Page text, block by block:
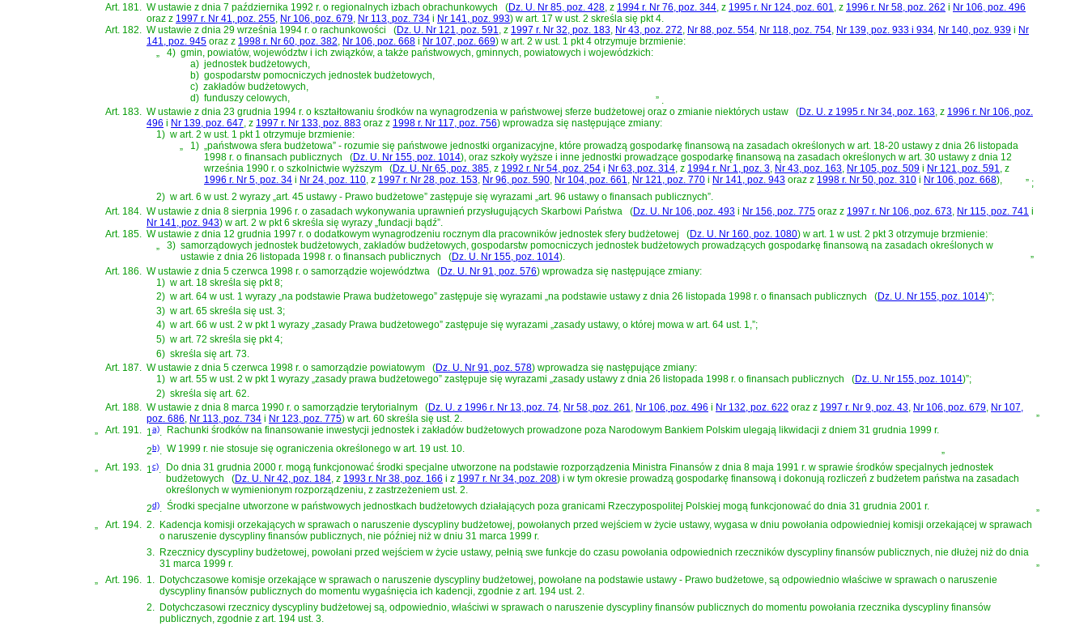
Art. 181.
Wustawie z dnia 7 października 1992 r. o regionalnych izbach obrachunkowych (Dz. U. Nr 85, poz. 428 , z 1994 r. Nr 76, poz. 344 , z 1995 r. Nr 124, poz. 601 , z 1996 r. Nr 58, poz. 262 i Nr 106, poz. 496
oraz z 1997 r. Nr 41, poz. 255 Nr 106, poz. 679 Nr 113, poz. 734 i Nr 141, poz. 993) w art. 17 w ust. 2 skreśla się pkt 4.
Art. 182.
Wustawie z dnia 29 września 1994 r. o rachunkowości (Dz. U. Nr 121, poz. 591 , z 1997 r. Nr 32, poz. 183 Nr 43, poz. 272 Nr 88, poz. 554 Nr 118, poz. 754 Nr 139, poz. 933 i 934 Nr 140, poz. 939 i Nr
141, poz. 945 oraz z 1998 r. Nr 60, poz. 382 Nr 106, poz. 668 i Nr 107, poz. 669) w art. 2 w ust. 1 pkt 4 otrzymuje brzmienie:
4) gmin, powiatów, województw i ich związków, a także państwowych, gminnych, powiatowych i wojewódzkich:
a) jednostek budżetowych,
b) gospodarstw pomocniczych jednostek budżetowych,
c) zakładów budżetowych,
d) funduszy celowych, ” .
Art. 183. Wustawie z dnia 23 grudnia 1994 r. o kształtowaniu środków na wynagrodzenia w państwowej sferze budżetowej oraz o zmianie niektórych ustaw (Dz. U. z 1995 r. Nr 34, poz. 163, z 1996 r. Nr 106, poz.
496 i Nr 139, poz. 647, z 1997 r. Nr 133, poz. 883 oraz z 1998 r. Nr 117, poz. 756) wprowadza się następujące zmiany:
1) w art. 2 w ust. 1 pkt 1 otrzymuje brzmienie:
„
1) „państwowa sfera budżetowa” - rozumie się państwowe jednostki organizacyjne, które prowadzą gospodarkę finansową na zasadach określonych w art. 18-20 ustawy z dnia 26 listopada
1998 r. o finansach publicznych
(Dz. U. Nr 155, poz. 1014), oraz szkoły wyższe i inne jednostki prowadzące gospodarkę finansową na zasadach określonych w art. 30 ustawy z dnia 12
września 1990 r. o szkolnictwie wyższym
(Dz. U. Nr 65, poz. 385, z 1992 r. Nr 54, poz. 254 i Nr 63, poz. 314, z 1994 r. Nr 1, poz. 3, Nr 43, poz. 163, Nr 105, poz. 509 i Nr 121, poz. 591, z
1996 r. Nr 5, poz. 34 i Nr 24, poz. 110, z 1997 r. Nr 28, poz. 153, Nr 96, poz. 590, Nr 104, poz. 661, Nr 121, poz. 770 i Nr 141, poz. 943 oraz z 1998 r. Nr 50, poz. 310 i Nr 106, poz. 668), ” ;
2) w art. 6 w ust. 2 wyrazy „art. 45 ustawy - Prawo budżetowe” zastępuje się wyrazami „art. 96 ustawy o finansach publicznych”.
Art. 184. Wustawie z dnia 8 sierpnia 1996 r. o zasadach wykonywania uprawnień przysługujących Skarbowi Państwa (Dz. U. Nr 106, poz. 493 i Nr 156, poz. 775 oraz z 1997 r. Nr 106, poz. 673, Nr 115, poz. 741 i
Nr 141, poz. 943) w art. 2 w pkt 6 skreśla się wyrazy „fundacji bądź”.
Art. 185. Wustawie z dnia 12 grudnia 1997 r. o dodatkowym wynagrodzeniu rocznym dla pracowników jednostek sfery budżetowej (Dz. U. Nr 160, poz. 1080) w art. 1 w ust. 2 pkt 3 otrzymuje brzmienie:
„
3) samorządowych jednostek budżetowych, zakładów budżetowych, gospodarstw pomocniczych jednostek budżetowych prowadzących gospodarkę finansową na zasadach określonych w
ustawie z dnia 26 listopada 1998 r. o finansach publicznych
(Dz. U. Nr 155, poz. 1014).
”
Art. 186.
Wustawie z dnia 5 czerwca 1998 r. o samorządzie województwa (Dz. U. Nr 91, poz. 576) wprowadza się następujące zmiany:
1) w art. 18 skreśla się pkt 8;
2) w art. 64 w ust. 1 wyrazy „na podstawie Prawa budżetowego” zastępuje się wyrazami „na podstawie ustawy z dnia 26 listopada 1998 r. o finansach publicznych (Dz. U. Nr 155, poz. 1014)”;
3) w art. 65 skreśla się ust. 3;
4) w art. 66 w ust. 2 w pkt 1 wyrazy „zasady Prawa budżetowego” zastępuje się wyrazami „zasady ustawy, o której mowa w art. 64 ust. 1,”;
5) w art. 72 skreśla się pkt 4;
6) skreśla się art. 73.
Art. 187. Wustawie z dnia 5 czerwca 1998 r. o samorządzie powiatowym (Dz. U. Nr 91, poz. 578) wprowadza się następujące zmiany:
1) w art. 55 w ust. 2 w pkt 1 wyrazy „zasady prawa budżetowego” zastępuje się wyrazami „zasady ustawy z dnia 26 listopada 1998 r. o finansach publicznych (Dz. U. Nr 155, poz. 1014)”;
2) skreśla się art. 62.
Art. 188. Wustawie z dnia 8 marca 1990 r. o samorządzie terytorialnym (Dz. U. z 1996 r. Nr 13, poz. 74, Nr 58, poz. 261, Nr 106, poz. 496 i Nr 132, poz. 622 oraz z 1997 r. Nr 9, poz. 43, Nr 106, poz. 679, Nr 107,
poz. 686, Nr 113, poz. 734 i Nr 123, poz. 775) w art. 60 skreśla się ust. 2.
”
„
Art. 191. 1a). Rachunki środków na finansowanie inwestycji jednostek i zakładów budżetowych prowadzone poza Narodowym Bankiem Polskim ulegają likwidacji z dniem 31 grudnia 1999 r.
2b). W 1999 r. nie stosuje się ograniczenia określonego w art. 19 ust. 10.
”
„
Art. 193. 1c). Do dnia 31 grudnia 2000 r. mogą funkcjonować środki specjalne utworzone na podstawie rozporządzenia Ministra Finansów z dnia 8 maja 1991 r. w sprawie środków specjalnych jednostek
budżetowych
(Dz. U. Nr 42, poz. 184, z 1993 r. Nr 38, poz. 166 i z 1997 r. Nr 34, poz. 208) i w tym okresie prowadzą gospodarkę finansową i dokonują rozliczeń z budżetem państwa na zasadach
określonych w wymienionym rozporządzeniu, z zastrzeżeniem ust. 2.
2d). Środki specjalne utworzone w państwowych jednostkach budżetowych działających poza granicami Rzeczypospolitej Polskiej mogą funkcjonować do dnia 31 grudnia 2001 r.
”
„
Art. 194. 2. Kadencja komisji orzekających w sprawach o naruszenie dyscypliny budżetowej, powołanych przed wejściem w życie ustawy, wygasa w dniu powołania odpowiedniej komisji orzekającej w sprawach
o naruszenie dyscypliny finansów publicznych, nie później niż w dniu 31 marca 1999 r.
3. Rzecznicy dyscypliny budżetowej, powołani przed wejściem w życie ustawy, pełnią swe funkcje do czasu powołania odpowiednich rzeczników dyscypliny finansów publicznych, nie dłużej niż do dnia
31 marca 1999 r.
”
„
Art. 196. 1. Dotychczasowe komisje orzekające w sprawach o naruszenie dyscypliny budżetowej, powołane na podstawie ustawy - Prawo budżetowe, są odpowiednio właściwe w sprawach o naruszenie
dyscypliny finansów publicznych do momentu wygaśnięcia ich kadencji, zgodnie z art. 194 ust. 2.
2. Dotychczasowi rzecznicy dyscypliny budżetowej są, odpowiednio, właściwi w sprawach o naruszenie dyscypliny finansów publicznych do momentu powołania rzecznika dyscypliny finansów
publicznych, zgodnie z art. 194 ust. 3.